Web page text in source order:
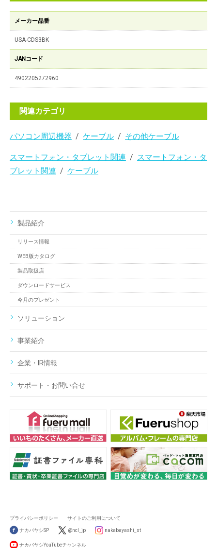
メーカー品番
USA-CDS3BK
JANコード
4902205272960
関連カテゴリ
パソコン周辺機器 ケーブル その他ケーブル
スマートフォン・タブレット関連
スマートフォン・タ
ブレット関連
ケーブル
製品紹介
リリース情報
WEB版カタログ
製品取扱店
ダウンロードサービス
今月のプレゼント
ソリューション
事業紹介
企業・IR情報
サポート・お問い合せ
プライバシーポリシー サイトのご利用について
ナカバヤシSP @ncl_jp nakabayashi_st
ナカバヤシYouTubeチャンネル